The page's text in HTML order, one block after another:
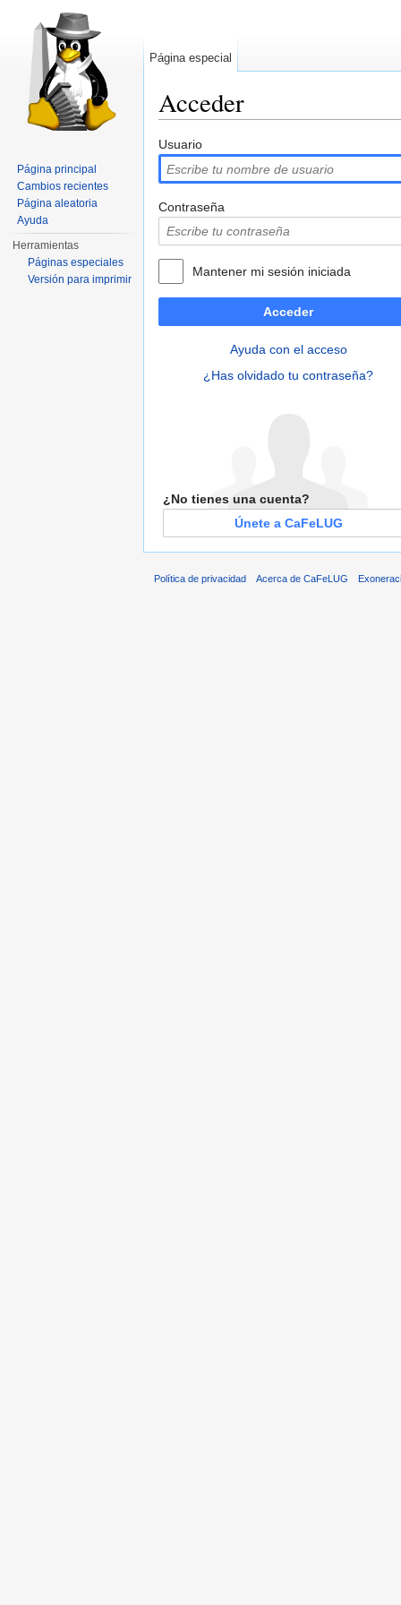
Acceder
Usuario
Contraseña
Mantener mi sesión iniciada
Acceder
Ayuda con el acceso
¿Has olvidado tu contraseña?
¿No tienes una cuenta?
Únete a CaFeLUG
Página especial
Página principal
Cambios recientes
Página aleatoria
Ayuda
Herramientas
Páginas especiales
Versión para imprimir
Política de privacidad Acerca de CaFeLUG